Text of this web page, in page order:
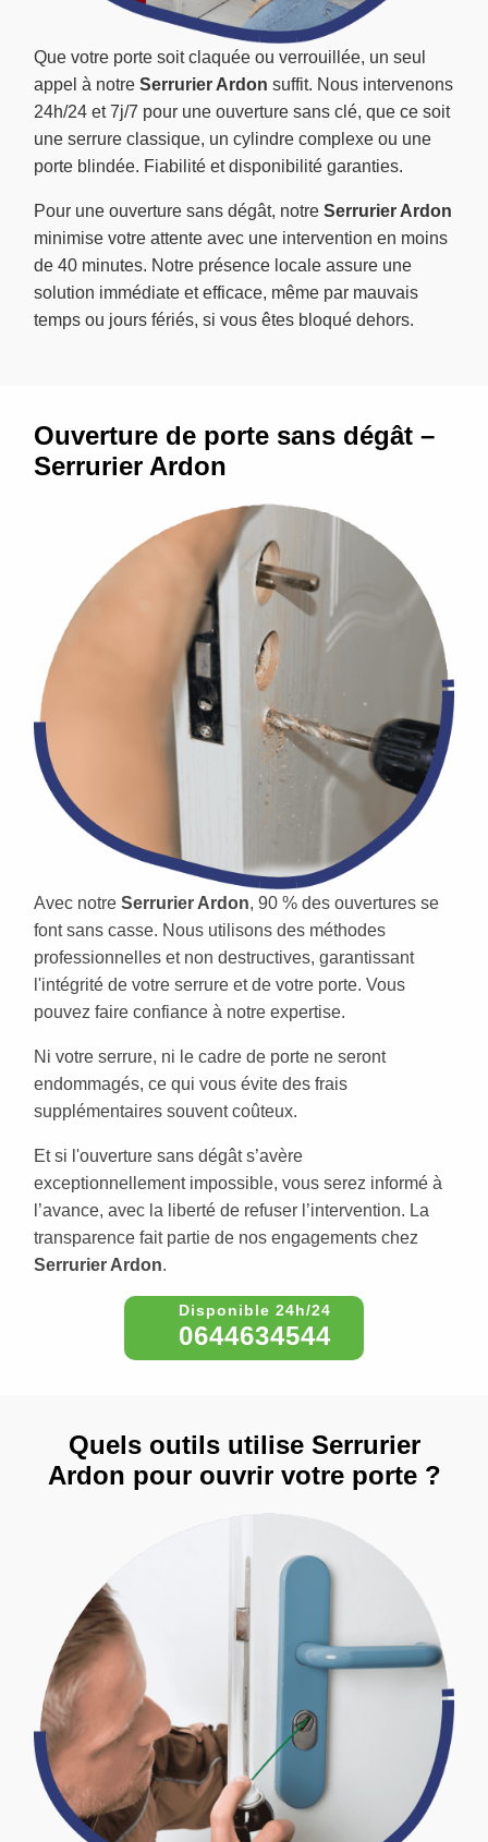
Que votre porte soit claquée ou verrouillée, un seul
appel à notre Serrurier Ardon suffit. Nous intervenons
24h/24 et 7j/7 pour une ouverture sans clé, que ce soit
une serrure classique, un cylindre complexe ou une
porte blindée. Fiabilité et disponibilité garanties.
Pour une ouverture sans dégât, notre Serrurier Ardon
minimise votre attente avec une intervention en moins
de 40 minutes. Notre présence locale assure une
solution immédiate et efficace, même par mauvais
temps ou jours fériés, si vous êtes bloqué dehors.
Ouverture de porte sans dégât –
Serrurier Ardon
Avec notre Serrurier Ardon, 90 % des ouvertures se
font sans casse. Nous utilisons des méthodes
professionnelles et non destructives, garantissant
l'intégrité de votre serrure et de votre porte. Vous
pouvez faire confiance à notre expertise.
Ni votre serrure, ni le cadre de porte ne seront
endommagés, ce qui vous évite des frais
supplémentaires souvent coûteux.
Et si l'ouverture sans dégât s’avère
exceptionnellement impossible, vous serez informé à
l’avance, avec la liberté de refuser l’intervention. La
transparence fait partie de nos engagements chez
Serrurier Ardon.
0644634544
Quels outils utilise Serrurier
Ardon pour ouvrir votre porte ?